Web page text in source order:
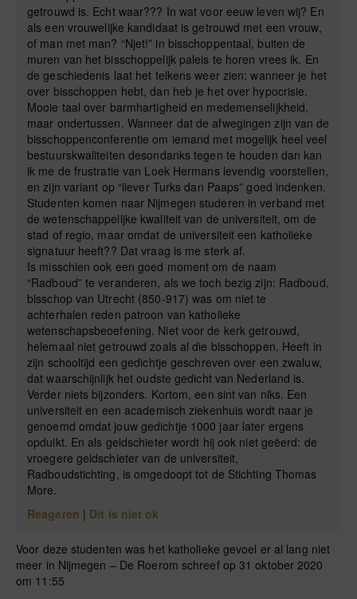
getrouwd is. Echt waar??? In wat voor eeuw leven wij? En
als een vrouwelijke kandidaat is getrouwd met een vrouw,
of man met man? “Njet!” in bisschoppentaal, buiten de
muren van het bisschoppelijk paleis te horen vrees ik. En
de geschiedenis laat het telkens weer zien: wanneer je het
over bisschoppen hebt, dan heb je het over hypocrisie.
Mooie taal over barmhartigheid en medemenselijkheid,
maar ondertussen. Wanneer dat de afwegingen zijn van de
bisschoppenconferentie om iemand met mogelijk heel veel
bestuurskwaliteiten desondanks tegen te houden dan kan
ik me de frustratie van Loek Hermans levendig voorstellen,
en zijn variant op “liever Turks dan Paaps” goed indenken.
Studenten komen naar Nijmegen studeren in verband met
de wetenschappelijke kwaliteit van de universiteit, om de
stad of regio, maar omdat de universiteit een katholieke
signatuur heeft?? Dat vraag is me sterk af.
Is misschien ook een goed moment om de naam
“Radboud” te veranderen, als we toch bezig zijn: Radboud,
bisschop van Utrecht (850-917) was om niet te
achterhalen reden patroon van katholieke
wetenschapsbeoefening. Niet voor de kerk getrouwd,
helemaal niet getrouwd zoals al die bisschoppen. Heeft in
zijn schooltijd een gedichtje geschreven over een zwaluw,
dat waarschijnlijk het oudste gedicht van Nederland is.
Verder niets bijzonders. Kortom, een sint van niks. Een
universiteit en een academisch ziekenhuis wordt naar je
genoemd omdat jouw gedichtje 1000 jaar later ergens
opduikt. En als geldschieter wordt hij ook niet geëerd: de
vroegere geldschieter van de universiteit,
Radboudstichting, is omgedoopt tot de Stichting Thomas
More.
Reageren | Dit is niet ok
Voor deze studenten was het katholieke gevoel er al lang niet
meer in Nijmegen – De Roerom schreef op 31 oktober 2020
om 11:55